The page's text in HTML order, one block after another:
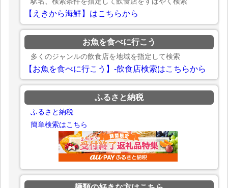
【えきから海鮮】はこちらから
お魚を食べに行こう
多くのジャンルの飲食店を地域を指定して検索
【お魚を食べに行こう】-飲食店検索はこちらから
ふるさと納税
ふるさと納税
簡単検索はこちら